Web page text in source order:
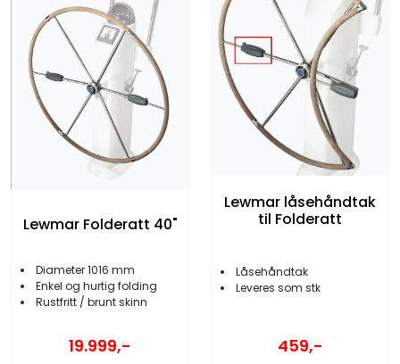
Lewmar Folderatt 40"
Diameter 1016 mm
Enkel og hurtig folding
Rustfritt / brunt skinn
19.999,-
Lewmar låsehåndtak
til Folderatt
Låsehåndtak
Leveres som stk
459,-